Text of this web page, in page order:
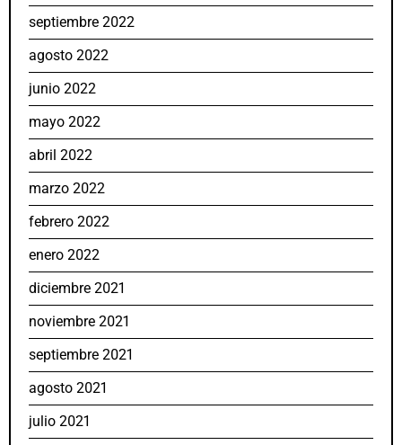
septiembre 2022
agosto 2022
junio 2022
mayo 2022
abril 2022
marzo 2022
febrero 2022
enero 2022
diciembre 2021
noviembre 2021
septiembre 2021
agosto 2021
julio 2021